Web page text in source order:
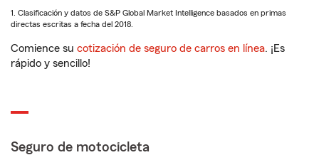
1. Clasificación y datos de S&P Global Market Intelligence basados en primas
directas escritas a fecha del 2018.
Comience su cotización de seguro de carros en línea. ¡Es
rápido y sencillo!
Seguro de motocicleta